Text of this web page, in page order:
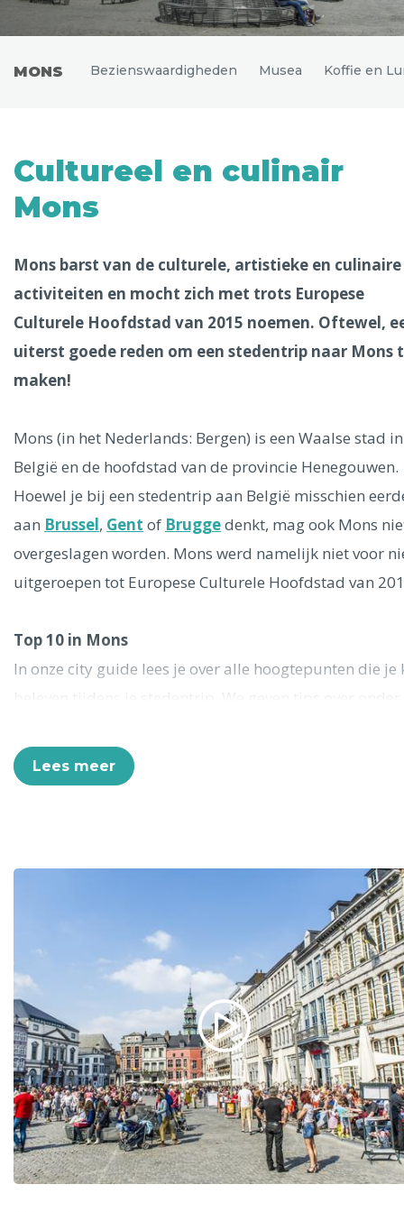
Uitgelichte bestemmingen
Alle steden
Phoenix
Dresden
Ålesund
Parijs Tokio Amsterdam Barcelona Dubai
Milaan
Singapore
Rome Berlijn Mechelen
Florence
Madrid
Vancouver
MONS Bezienswaardigheden Musea Koffie en
Cultureel en culinair
Mons
Mons barst van de culturele, artistieke en culinaire
activiteiten en mocht zich met trots Europese
Culturele Hoofdstad van 2015 noemen. Oftewel,
uiterst goede reden om een stedentrip naar Mons
maken!
Mons (in het Nederlands: Bergen) is een Waalse stad in
België en de hoofdstad van de provincie Henegouwen.
Hoewel je bij een stedentrip aan België misschien
aan Brussel, Gent of Bruggedenkt, mag ook Mons
overgeslagen worden. Mons werd namelijk niet voor
uitgeroepen tot Europese Culturele Hoofdstad van
Top 10 in Mons
In onze city guide lees je over alle hoogtepunten die je
beleven tijdens je stedentrip. We geven tips over onder
zijn in ieder geval tien highlights die je niet mag
een bezoek aan Mons:
Ook een bezoekje aan de
Sint-Waltrudiskerk
niet overslaan: deze indrukwekkende kerk is hét
symbool van de stad
Voor een koffietje ben je bijLe 44aan het juist
Zin om tewinkelen? In de Rue de Fripiers vind je
van unieke winkels waar je gave accessoires of
hebbedingetjes kunt scoren!
Vintageliefhebbers kunnen losgaan bijCarnaby
Street, waar vintagekleding vanaf de jaren '40
Lees meer